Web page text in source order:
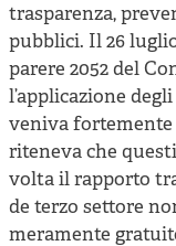
trasparenza,
pubblici. Il 26
parere 2052 del
l’applicazione
veniva
riteneva che
volta il rapporto
de terzo settore
meramente